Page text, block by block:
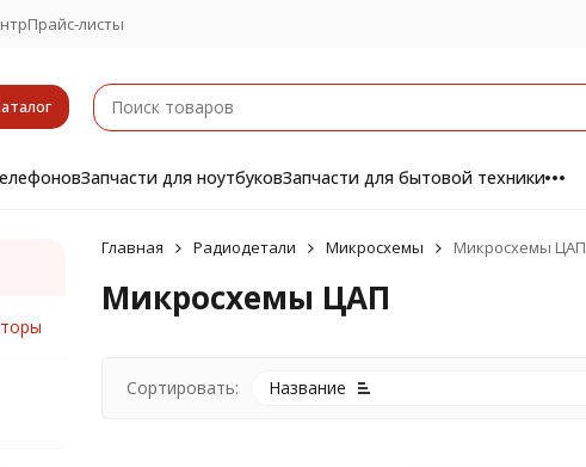
Прайс-листы
Запчасти для ноутбуковЗапчасти для бытовой техники
Главная Радиодетали Микросхемы Микросхемы ЦАП
Микросхемы ЦАП
Сортировать: Название